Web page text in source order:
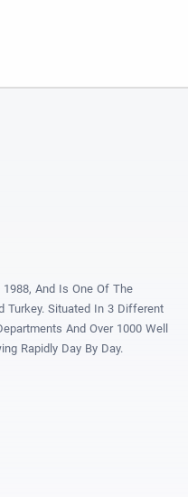
And Is One Of The
Turkey. Situated In 3 Different
And Over 1000 Well
Rapidly Day By Day.